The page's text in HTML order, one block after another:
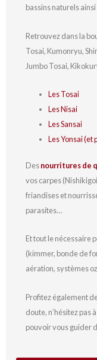
bassins naturels
Retrouvez dans la
Tosai, Kumonryu,
Jumbo Tosai,
Les Tosai
Les Nisai
Les Sansai
Les Yonsai (et
Desnourritures de
vos carpes
friandises et
parasites…
Et tout le nécessaire
(kimmer, bonde de
aération, systèmes
Profitez également
doute, n’hésitez pas
pouvoir vous guider